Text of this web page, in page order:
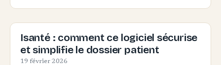
Isanté : comment ce logiciel sécurise
et simplifie le dossier patient
19 février 2026